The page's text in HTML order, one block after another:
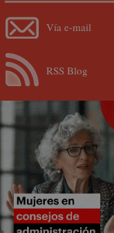
Vía e-mail
RSS Blog